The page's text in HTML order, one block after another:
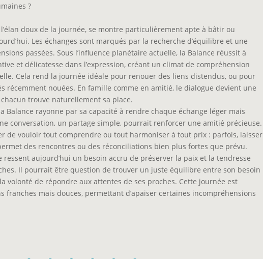
?
doux de la journée, se montre particulièrement apte à bâtir ou
Les échanges sont marqués par la recherche d’équilibre et une
passées. Sous l’influence planétaire actuelle, la Balance réussit à
et délicatesse dans l’expression, créant un climat de compréhension
Cela rend la journée idéale pour renouer des liens distendus, ou pour
récemment nouées. En famille comme en amitié, le dialogue devient une
trouve naturellement sa place.
Balance rayonne par sa capacité à rendre chaque échange léger mais
conversation, un partage simple, pourrait renforcer une amitié précieuse.
de vouloir tout comprendre ou tout harmoniser à tout prix : parfois, laisser
des rencontres ou des réconciliations bien plus fortes que prévu.
ressent aujourd’hui un besoin accru de préserver la paix et la tendresse
Il pourrait être question de trouver un juste équilibre entre son besoin
volonté de répondre aux attentes de ses proches. Cette journée est
franches mais douces, permettant d’apaiser certaines incompréhensions